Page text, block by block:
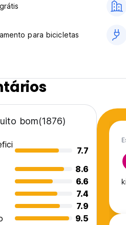
para bicicletas
bom(1876)
7.7
8.6
6.6
7.4
7.9
9.5